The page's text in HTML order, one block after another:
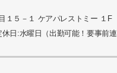
１５－１ ケアパレストミー １F
日:水曜日（出勤可能！要事前連